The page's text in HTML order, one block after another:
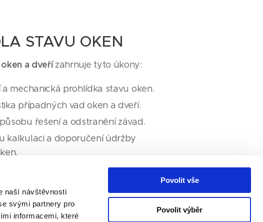
naší návštěvnosti
svými partnery pro
informacemi, které
Povolit vše
Povolit výběr
STAVU OKEN
a dveřízahrnuje tyto úkony:
a mechanická prohlídka stavu oken.
případných vad oken a dveří.
řešení a odstranění závad.
kalkulaci a doporučení údržby